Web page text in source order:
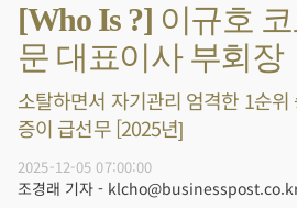
[Who Is ?] 이규호
문 대표이사 부회장
소탈하면서 자기관리 엄격한 1순
증이 급선무 [2025년]
2025-12-05 07:00:00
조경래 기자 -